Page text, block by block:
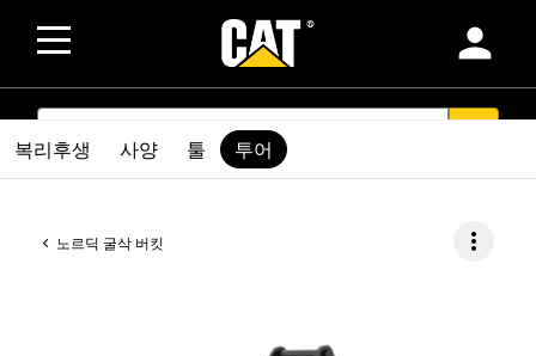
person
SEARCH
노르딕 굴삭 버킷 more_vert
복리후생 사양 툴 투어